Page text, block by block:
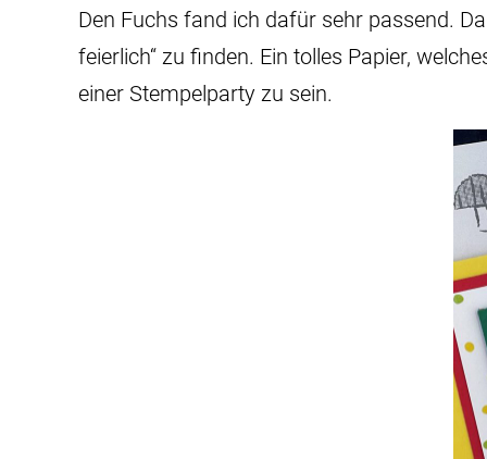
Den Fuchs fand ich dafür sehr passend.
feierlich“ zu finden. Ein tolles Papier,
einer Stempelparty zu sein.